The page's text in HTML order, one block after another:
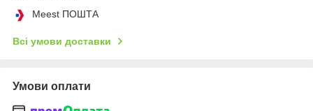
Meest ПОШТА
Всі умови доставки
Умови оплати